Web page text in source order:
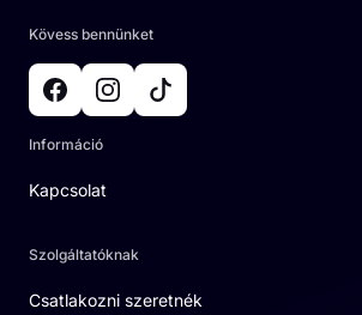
Kövess bennünket
Információ
Kapcsolat
Szolgáltatóknak
Csatlakozni szeretnék